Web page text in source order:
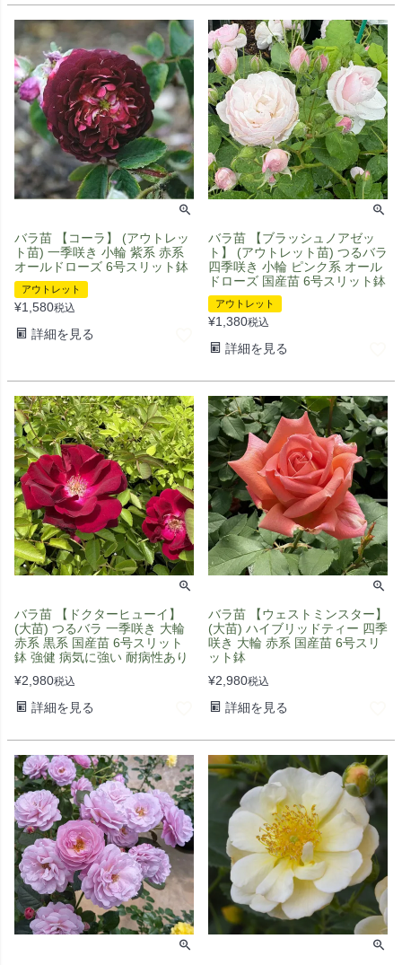
バラ苗 【コーラ】 (アウトレッ
ト苗) 一季咲き 小輪 紫系 赤系
オールドローズ 6号スリット鉢
アウトレット
¥1,580税込
詳細を見る
バラ苗 【ブラッシュノアゼッ
ト】 (アウトレット苗) つるバラ
四季咲き 小輪 ピンク系 オール
ドローズ 国産苗 6号スリット鉢
アウトレット
¥1,380税込
詳細を見る
バラ苗 【ドクターヒューイ】
(大苗) つるバラ 一季咲き 大輪
赤系 黒系 国産苗 6号スリット
鉢 強健 病気に強い 耐病性あり
¥2,980税込
詳細を見る
バラ苗 【ウェストミンスター】
(大苗) ハイブリッドティー 四季
咲き 大輪 赤系 国産苗 6号スリ
ット鉢
¥2,980税込
詳細を見る